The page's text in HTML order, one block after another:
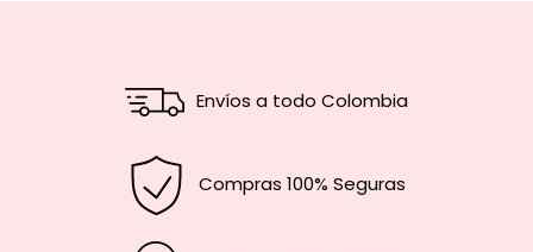
Envíos a todo Colombia
Compras 100% Seguras